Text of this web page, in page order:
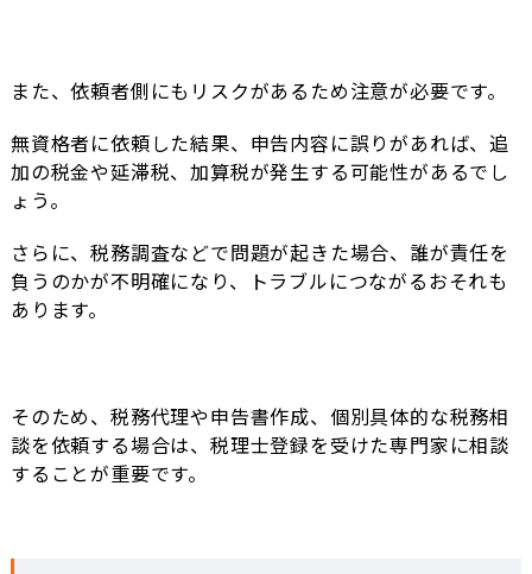
また、依頼者側にもリスクがあるため注意が必要です。
無資格者に依頼した結果、申告内容に誤りがあれば、追
加の税金や延滞税、加算税が発生する可能性があるでし
ょう。
さらに、税務調査などで問題が起きた場合、誰が責任を
負うのかが不明確になり、トラブルにつながるおそれも
あります。
そのため、税務代理や申告書作成、個別具体的な税務相
談を依頼する場合は、税理士登録を受けた専門家に相談
することが重要です。